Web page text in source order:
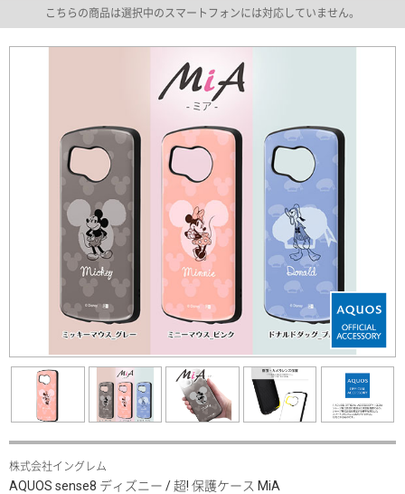
こちらの商品は選択中のスマートフォンには対応していません。
株式会社イングレム
AQUOS sense8 ディズニー / 超! 保護ケース MiA